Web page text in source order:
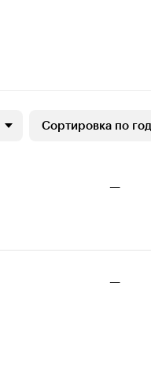
Сортировка по
—
—